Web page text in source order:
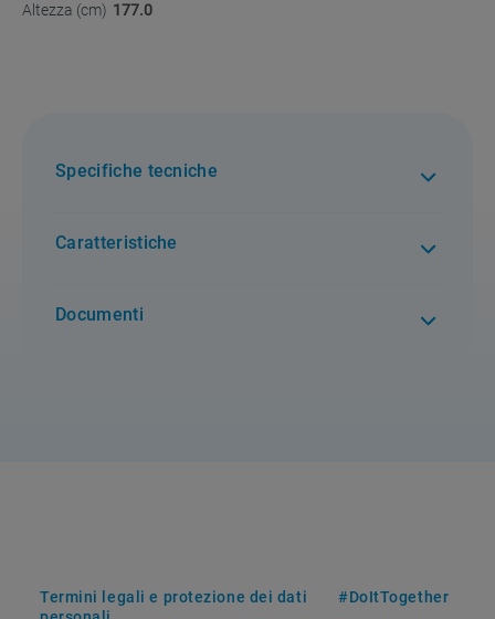
Altezza (cm) 177.0
Specifiche tecniche
Caratteristiche
Documenti
Termini legali e protezione dei dati
#DoItTogether